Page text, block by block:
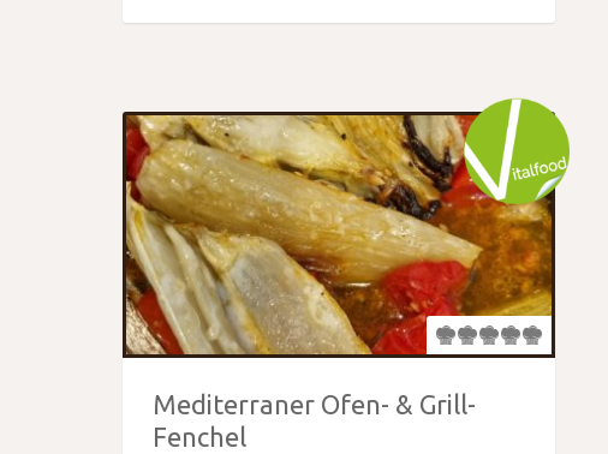
Mediterraner Ofen- & Grill-
Fenchel